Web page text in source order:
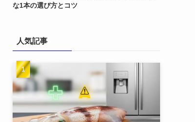
な1本の選び方とコツ
人気記事